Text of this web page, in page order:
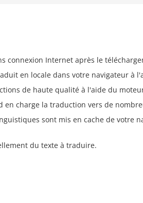
connexion Internet après le
en locale dans votre navigateur à
de haute qualité à l'aide du
en charge la traduction vers de
sont mis en cache de votre
du texte à traduire.